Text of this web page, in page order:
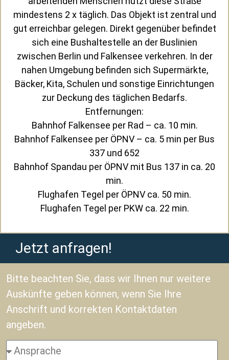
mindestens 2 x täglich. Das Objekt ist zentral und
gut erreichbar gelegen. Direkt gegenüber befindet
sich eine Bushaltestelle an der Buslinien
zwischen Berlin und Falkensee verkehren. In der
nahen Umgebung befinden sich Supermärkte,
Bäcker, Kita, Schulen und sonstige Einrichtungen
zur Deckung des täglichen Bedarfs.
Entfernungen:
Bahnhof Falkensee per Rad – ca. 10 min.
Bahnhof Falkensee per ÖPNV – ca. 5 min per Bus
337 und 652
Bahnhof Spandau per ÖPNV mit Bus 137 in ca. 20
min.
Flughafen Tegel per ÖPNV ca. 50 min.
Flughafen Tegel per PKW ca. 22 min.
Jetzt anfragen!
Bitte beachten Sie, dass wir Ihnen nur weitere
Auskünfte geben können, wenn Sie Ihre
Anschrift und korrekten Kontaktdaten
angeben.